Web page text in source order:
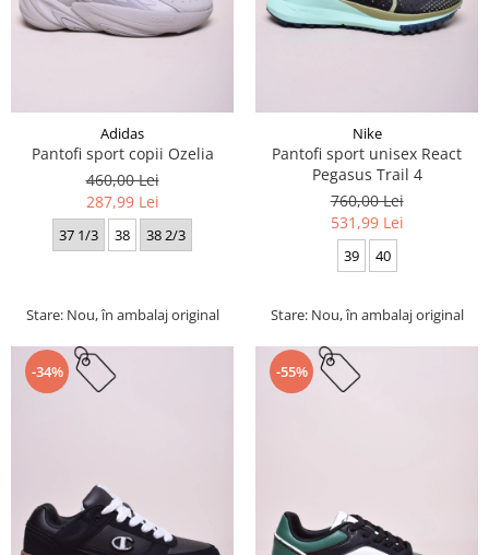
Adidas
Pantofi sport copii Ozelia
460,00 Lei
287,99 Lei
37 1/3 38 38 2/3
Stare: Nou, în ambalaj original
Nike
Pantofi sport unisex React
Pegasus Trail 4
760,00 Lei
531,99 Lei
39 40
Stare: Nou, în ambalaj original
-34% -55%